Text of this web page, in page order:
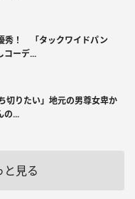
秀！ 「タックワイドパン
コーデ...
切りたい」地元の男尊女卑か
の...
と見る